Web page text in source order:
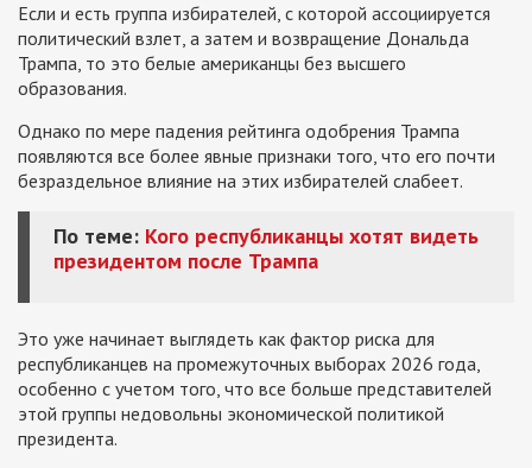
Если и есть группа избирателей, с которой ассоциируется
политический взлет, а затем и возвращение Дональда
Трампа, то это белые американцы без высшего
образования.
Однако по мере падения рейтинга одобрения Трампа
появляются все более явные признаки того, что его почти
безраздельное влияние на этих избирателей слабеет.
По теме: Кого республиканцы хотят видеть
президентом после Трампа
Это уже начинает выглядеть как фактор риска для
республиканцев на промежуточных выборах 2026 года,
особенно с учетом того, что все больше представителей
этой группы недовольны экономической политикой
президента.